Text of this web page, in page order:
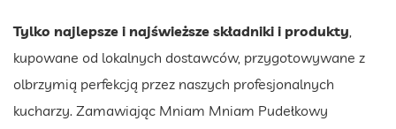
Tylko najlepsze i najświeższe składniki i produkty
kupowane od lokalnych dostawców, przygotowywane z
olbrzymią perfekcją przez naszych profesjonalnych
kucharzy. Zamawiając Mniam Mniam Pudełkowy